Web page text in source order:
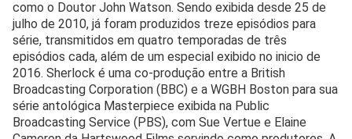
como o Doutor John Watson. Sendo exibida desde 25 de
julho de 2010, já foram produzidos treze episódios para
série, transmitidos em quatro temporadas de três
episódios cada, além de um especial exibido no inicio de
2016. Sherlock é uma co-produção entre a British
Broadcasting Corporation (BBC) e a WGBH Boston para sua
série antológica Masterpiece exibida na Public
Broadcasting Service (PBS), com Sue Vertue e Elaine